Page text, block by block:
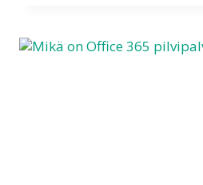
SKYPE